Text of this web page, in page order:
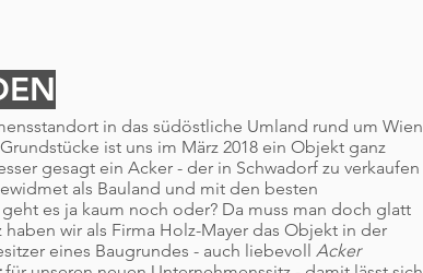
in das südöstliche Umland rund um Wien
ist uns im März 2018 ein Objekt ganz
gesagt ein Acker - der in Schwadorf zu verkaufen
als Bauland und mit den besten
es ja kaum noch oder? Da muss man doch glatt
wir als Firma Holz-Mayer das Objekt in der
eines Baugrundes - auch liebevoll Acker